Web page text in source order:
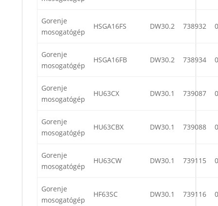
Gorenje
mosogatógép
HSGA16FS DW30.2 738932
Gorenje
mosogatógép
HSGA16FB DW30.2 738934
Gorenje
mosogatógép
HU63CX DW30.1 739087
Gorenje
mosogatógép
HU63CBX DW30.1 739088
Gorenje
mosogatógép
HU63CW DW30.1 739115
Gorenje
mosogatógép
HF63SC DW30.1 739116